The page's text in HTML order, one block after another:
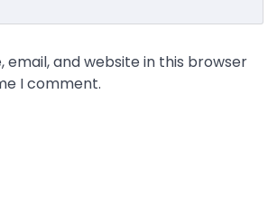
email, and website in this browser
I comment.